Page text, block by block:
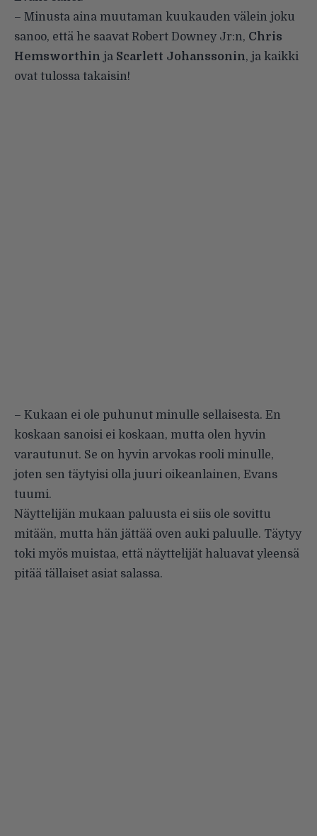
– Minusta aina muutaman kuukauden välein joku
sanoo, että he saavat Robert Downey Jr:n, Chris
Hemsworthin ja Scarlett Johanssonin, ja kaikki
ovat tulossa takaisin!
– Kukaan ei ole puhunut minulle sellaisesta. En
koskaan sanoisi ei koskaan, mutta olen hyvin
varautunut. Se on hyvin arvokas rooli minulle,
joten sen täytyisi olla juuri oikeanlainen, Evans
tuumi.
Näyttelijän mukaan paluusta ei siis ole sovittu
mitään, mutta hän jättää oven auki paluulle. Täytyy
toki myös muistaa, että näyttelijät haluavat yleensä
pitää tällaiset asiat salassa.